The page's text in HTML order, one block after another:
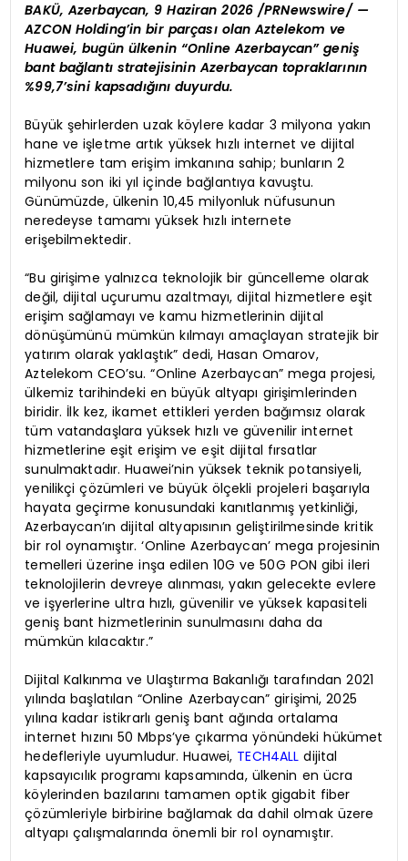
BAKÜ, Azerbaycan, 9 Haziran 2026 /PRNewswire/ —
AZCON Holding’in bir parçası olan Aztelekom ve
Huawei, bugün ülkenin “Online Azerbaycan” geniş
bant bağlantı stratejisinin Azerbaycan topraklarının
%99,7’sini kapsadığını duyurdu.
Büyük şehirlerden uzak köylere kadar 3 milyona yakın
hane ve işletme artık yüksek hızlı internet ve dijital
hizmetlere tam erişim imkanına sahip; bunların 2
milyonu son iki yıl içinde bağlantıya kavuştu.
Günümüzde, ülkenin 10,45 milyonluk nüfusunun
neredeyse tamamı yüksek hızlı internete
erişebilmektedir.
“Bu girişime yalnızca teknolojik bir güncelleme olarak
değil, dijital uçurumu azaltmayı, dijital hizmetlere eşit
erişim sağlamayı ve kamu hizmetlerinin dijital
dönüşümünü mümkün kılmayı amaçlayan stratejik bir
yatırım olarak yaklaştık” dedi, Hasan Omarov,
Aztelekom CEO’su. “Online Azerbaycan” mega projesi,
ülkemiz tarihindeki en büyük altyapı girişimlerinden
biridir. İlk kez, ikamet ettikleri yerden bağımsız olarak
tüm vatandaşlara yüksek hızlı ve güvenilir internet
hizmetlerine eşit erişim ve eşit dijital fırsatlar
sunulmaktadır. Huawei’nin yüksek teknik potansiyeli,
yenilikçi çözümleri ve büyük ölçekli projeleri başarıyla
hayata geçirme konusundaki kanıtlanmış yetkinliği,
Azerbaycan’ın dijital altyapısının geliştirilmesinde kritik
bir rol oynamıştır. ‘Online Azerbaycan’ mega projesinin
temelleri üzerine inşa edilen 10G ve 50G PON gibi ileri
teknolojilerin devreye alınması, yakın gelecekte evlere
ve işyerlerine ultra hızlı, güvenilir ve yüksek kapasiteli
geniş bant hizmetlerinin sunulmasını daha da
mümkün kılacaktır.”
Dijital Kalkınma ve Ulaştırma Bakanlığı tarafından 2021
yılında başlatılan “Online Azerbaycan” girişimi, 2025
yılına kadar istikrarlı geniş bant ağında ortalama
internet hızını 50 Mbps’ye çıkarma yönündeki hükümet
hedefleriyle uyumludur. Huawei, TECH4ALL dijital
kapsayıcılık programı kapsamında, ülkenin en ücra
köylerinden bazılarını tamamen optik gigabit fiber
çözümleriyle birbirine bağlamak da dahil olmak üzere
altyapı çalışmalarında önemli bir rol oynamıştır.